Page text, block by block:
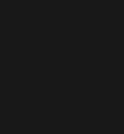
ventana)
ventana)